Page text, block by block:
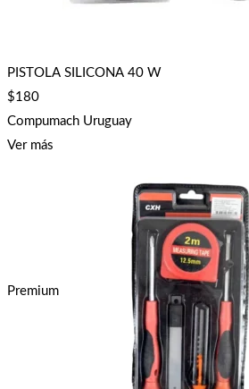
PISTOLA SILICONA 40 W
$180
Compumach Uruguay
Ver más
Premium